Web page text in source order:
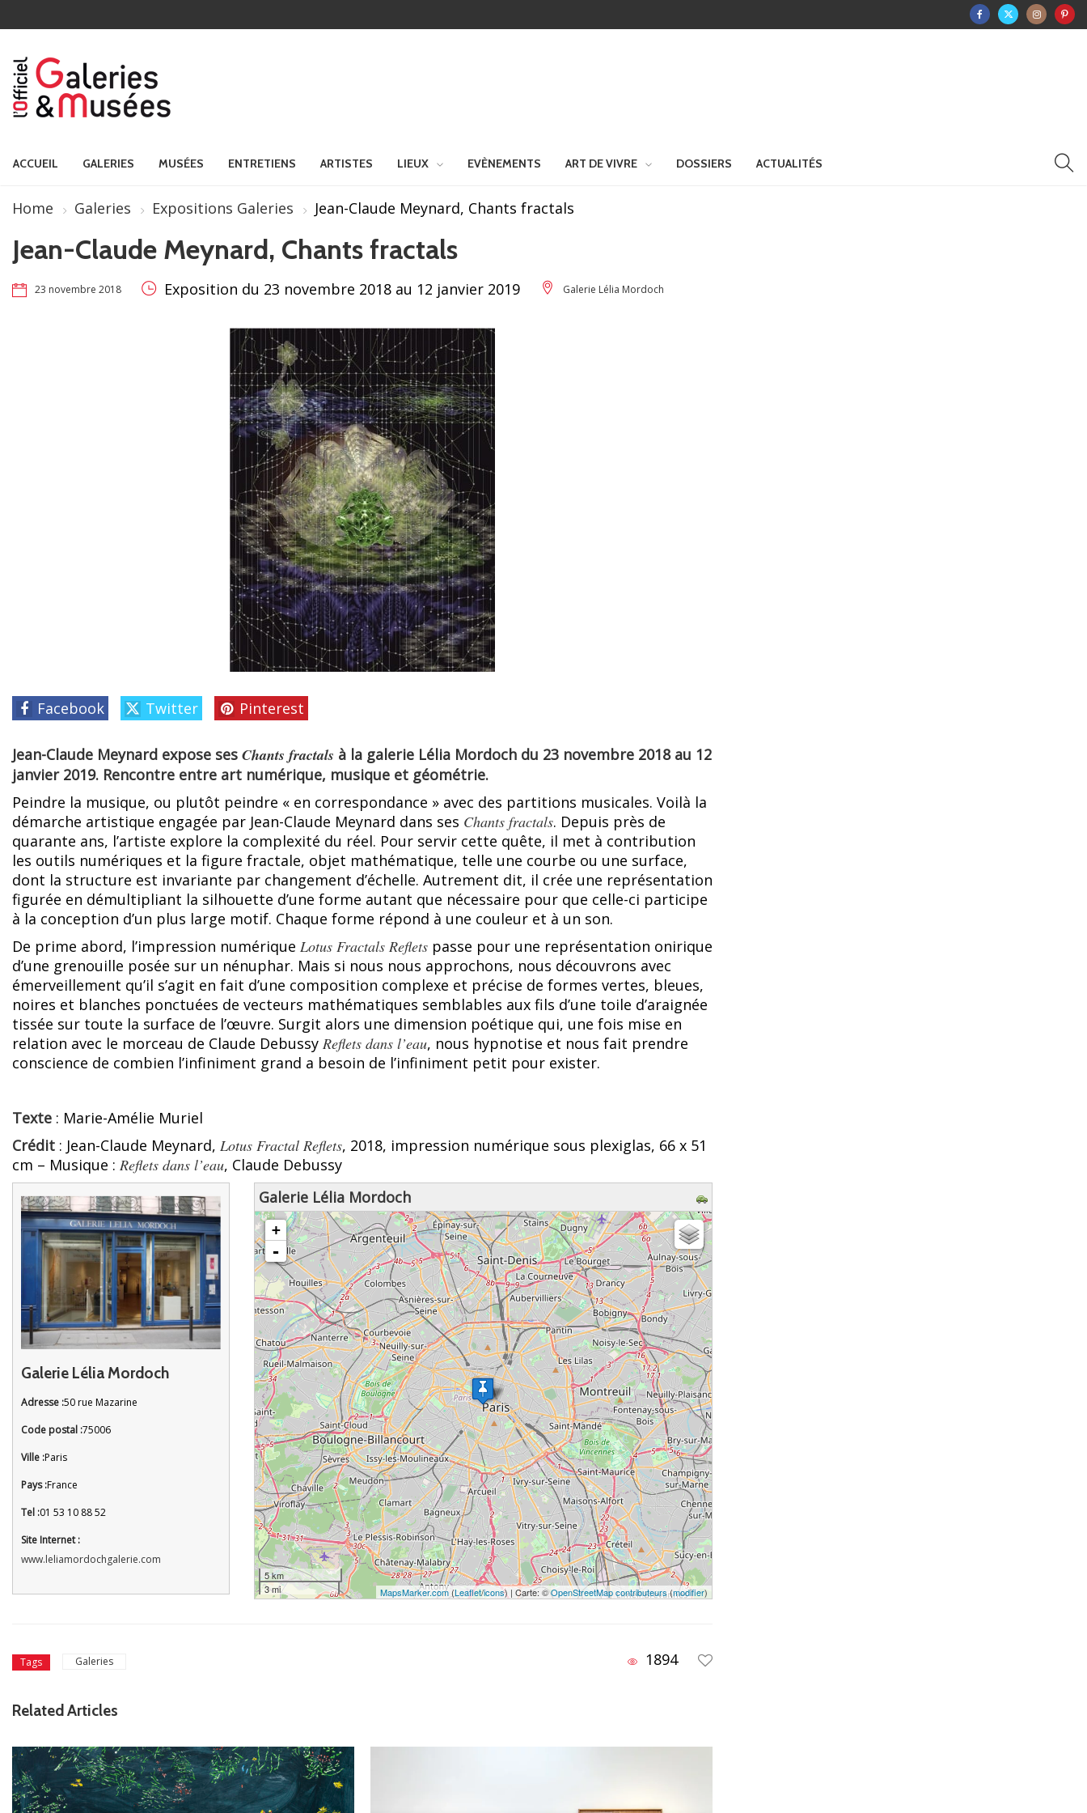
ACCUEIL GALERIES MUSÉES ENTRETIENS ARTISTES LIEUX EVÈNEMENTS ART DE VIVRE DOSSIERS ACTUALITÉS
Home Galeries Expositions Galeries Jean-Claude Meynard, Chants fractals
Jean-Claude Meynard, Chants fractals
23 novembre 2018 Exposition du 23 novembre 2018 au 12 janvier 2019 Galerie Lélia Mordoch
Facebook Twitter Pinterest
Jean-Claude Meynard expose ses Chants fractals à la galerie Lélia Mordoch du 23 novembre 2018 au 12
janvier 2019. Rencontre entre art numérique, musique et géométrie.
Peindre la musique, ou plutôt peindre « en correspondance » avec des partitions musicales. Voilà la
démarche artistique engagée par Jean-Claude Meynard dans ses Chants fractals. Depuis près de
quarante ans, l’artiste explore la complexité du réel. Pour servir cette quête, il met à contribution
les outils numériques et la figure fractale, objet mathématique, telle une courbe ou une surface,
dont la structure est invariante par changement d’échelle. Autrement dit, il crée une représentation
figurée en démultipliant la silhouette d’une forme autant que nécessaire pour que celle-ci participe
à la conception d’un plus large motif. Chaque forme répond à une couleur et à un son.
De prime abord, l’impression numérique Lotus Fractals Reflets passe pour une représentation onirique
d’une grenouille posée sur un nénuphar. Mais si nous nous approchons, nous découvrons avec
émerveillement qu’il s’agit en fait d’une composition complexe et précise de formes vertes, bleues,
noires et blanches ponctuées de vecteurs mathématiques semblables aux fils d’une toile d’araignée
tissée sur toute la surface de l’œuvre. Surgit alors une dimension poétique qui, une fois mise en
relation avec le morceau de Claude Debussy Reflets dans l’eau, nous hypnotise et nous fait prendre
conscience de combien l’infiniment grand a besoin de l’infiniment petit pour exister.
Texte : Marie-Amélie Muriel
Crédit : Jean-Claude Meynard, Lotus Fractal Reflets, 2018, impression numérique sous plexiglas, 66 x 51
cm – Musique : Reflets dans l’eau, Claude Debussy
Galerie Lélia Mordoch
Adresse :50 rue Mazarine
Code postal :75006
Ville :Paris
Pays :France
Tel :01 53 10 88 52
Site Internet :
www.leliamordochgalerie.com
Galerie Lélia Mordoch
chargement de la carte - veuillez patienter...
+
-
5 km
3 mi
MapsMarker.com(Leaflet/icons) | Carte: ©OpenStreetMap contributeurs(modifier)
Tags Galeries 1894
Related Articles